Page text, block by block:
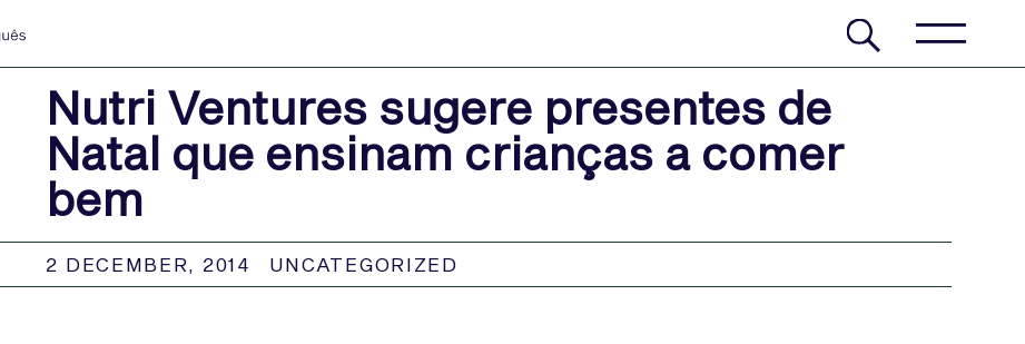
Nutri Ventures sugere presentes de
Natal que ensinam crianças a comer
bem
2 DECEMBER, 2014 UNCATEGORIZED